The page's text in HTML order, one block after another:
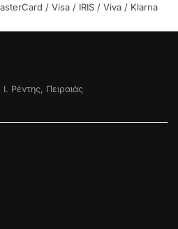
/ Visa / IRIS / Viva / Klarna
Ρέντης, Πειραιάς